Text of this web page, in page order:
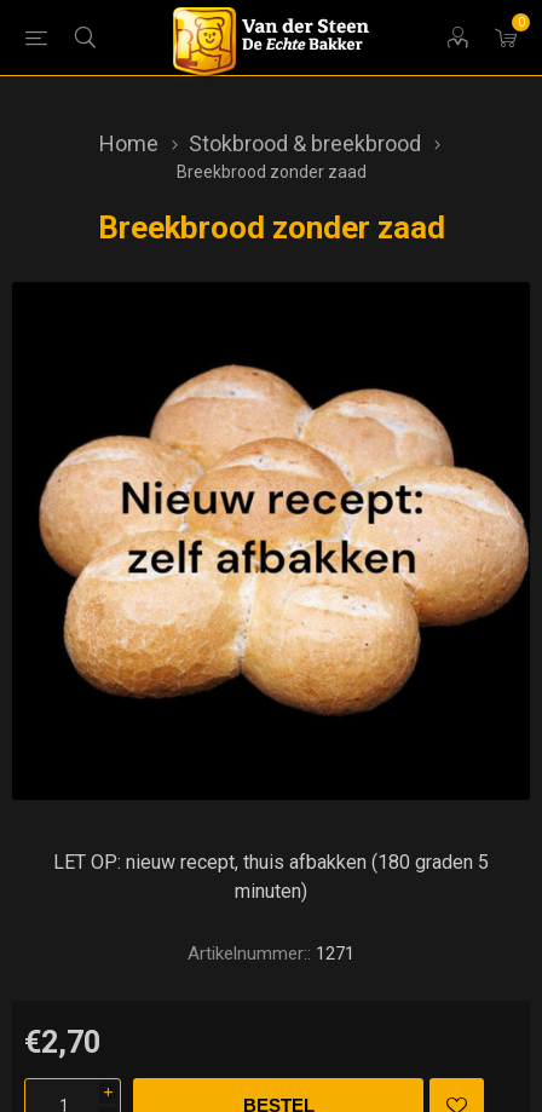
0
Home Stokbrood & breekbrood
Breekbrood zonder zaad
Breekbrood zonder zaad
LET OP: nieuw recept, thuis afbakken (180 graden 5
minuten)
Artikelnummer:: 1271
€2,70
i